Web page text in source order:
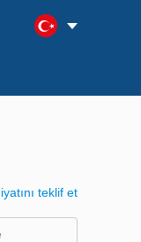
teklif et